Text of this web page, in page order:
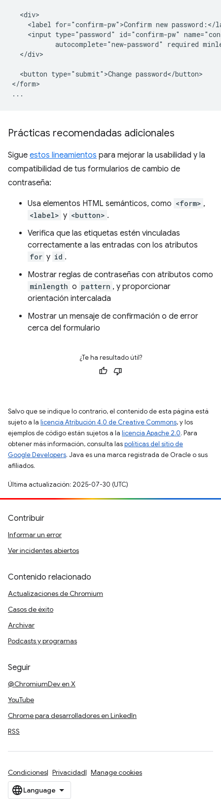
  <div>
<label for="confirm-pw">Confirm new password:</
<input type="password" id="confirm-pw"
autocomplete="new-password" required
  </div>
  <button type="submit">Change password</button>
</form>
Prácticas recomendadas adicionales
Sigue estos lineamientos para mejorar la usabilidad y la
compatibilidad de tus formularios de cambio de
contraseña:
Usa elementos HTML semánticos, como <form> ,
<label> y <button> .
Verifica que las etiquetas estén vinculadas
correctamente a las entradas con los atributos
for y id .
Mostrar reglas de contraseñas con atributos como
minlength o pattern , y proporcionar
orientación intercalada
Mostrar un mensaje de confirmación o de error
cerca del formulario
¿Te ha resultado útil?
Salvo que se indique lo contrario, el contenido de esta página está
sujeto a la licencia Atribución 4.0 de Creative Commons, y los
ejemplos de código están sujetos a la licencia Apache 2.0. Para
obtener más información, consulta laspolíticas del sitio de
Google Developers. Java es una marca registrada de Oracle o sus
afiliados.
Última actualización: 2025-07-30 (UTC)
Contribuir
Informar un error
Ver incidentes abiertos
Contenido relacionado
Actualizaciones de Chromium
Casos de éxito
Archivar
Podcasts y programas
Seguir
@ChromiumDev en X
YouTube
Chrome para desarrolladores en LinkedIn
RSS
Condiciones Privacidad Manage cookies